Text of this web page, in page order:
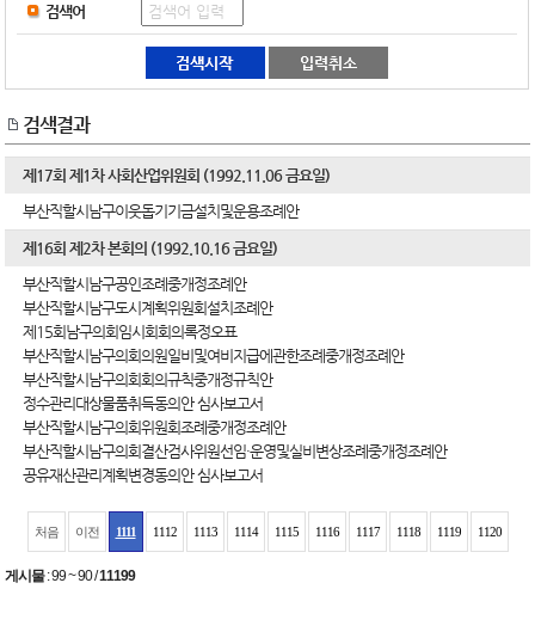
검색어
검색결과
제17회 제1차 사회산업위원회 (1992.11.06 금요일)
부산직할시남구이웃돕기기금설치및운용조례안
제16회 제2차 본회의 (1992.10.16 금요일)
부산직할시남구공인조례중개정조례안
부산직할시남구도시계획위원회설치조례안
제15회남구의회임시회회의록정오표
부산직할시남구의회의원일비및여비지급에관한조례중개정조례안
부산직할시남구의회회의규칙중개정규칙안
정수관리대상물품취득동의안 심사보고서
부산직할시남구의회위원회조례중개정조례안
부산직할시남구의회결산검사위원선임·운영및실비변상조례중개정조례안
공유재산관리계획변경동의안 심사보고서
처음 이전 1111 1112 1113 1114 1115 1116 1117 1118 1119 1120
게시물:99 ~ 90/11199